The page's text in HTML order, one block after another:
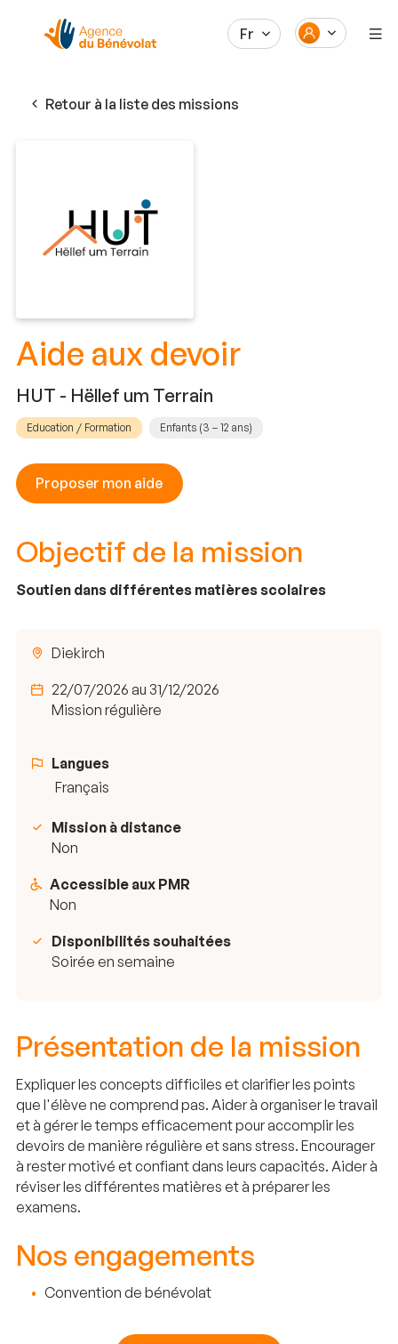
Fr
Retour à la liste des missions
Aide aux devoir
HUT - Hëllef um Terrain
Education / Formation Enfants (3 – 12 ans)
Proposer mon aide
Objectif de la mission
Soutien dans différentes matières scolaires
Diekirch
22/07/2026 au 31/12/2026
Mission régulière
Langues
Français
Mission à distance
Non
Accessible aux PMR
Non
Disponibilités souhaitées
Soirée en semaine
Présentation de la mission
Expliquer les concepts difficiles et clarifier les points
que l'élève ne comprend pas. Aider à organiser le travail
et à gérer le temps efficacement pour accomplir les
devoirs de manière régulière et sans stress. Encourager
à rester motivé et confiant dans leurs capacités. Aider à
réviser les différentes matières et à préparer les
examens.
Nos engagements
Convention de bénévolat